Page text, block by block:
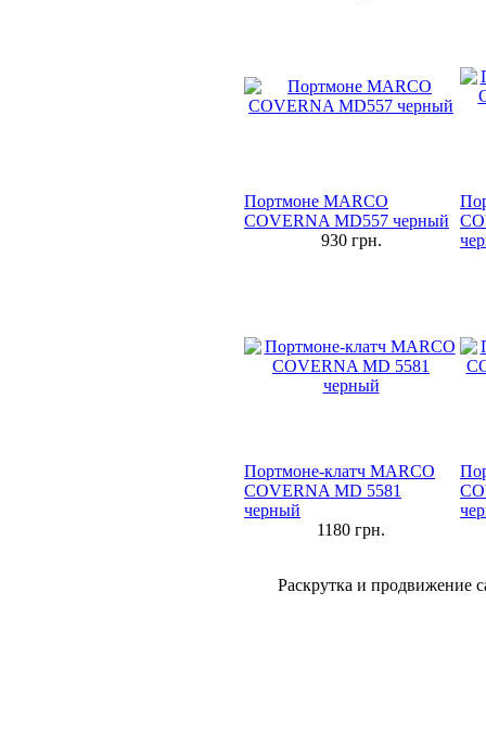
Портмоне MARCO
COVERNA MD557 черный
930грн.
Портмоне-клатч MARCO
COVERNA MD 5581
черный
1180 грн.
Раскрутка и продвижение